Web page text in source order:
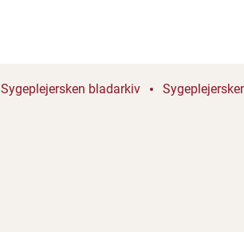
Sygeplejersken bladarkiv